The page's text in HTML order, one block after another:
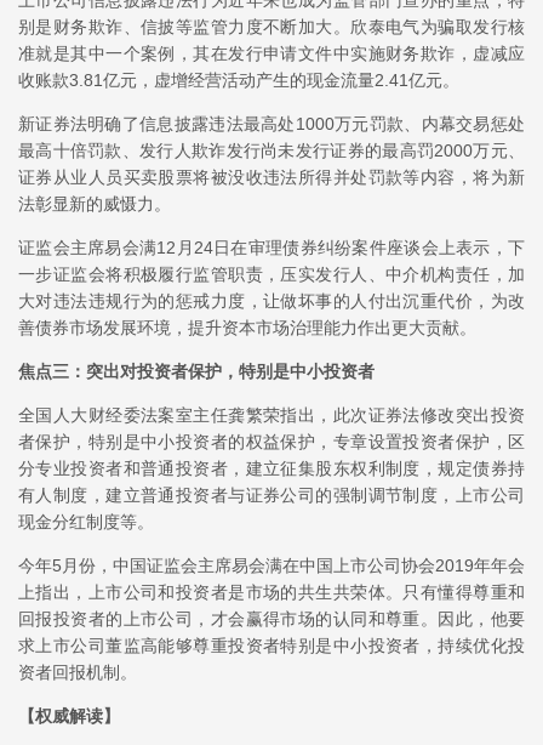
别是财务欺诈、信披等监管力度不断加大。欣泰电气为骗取发行核
准就是其中一个案例，其在发行申请文件中实施财务欺诈，虚减应
收账款3.81亿元，虚增经营活动产生的现金流量2.41亿元。
新证券法明确了信息披露违法最高处1000万元罚款、内幕交易惩处
最高十倍罚款、发行人欺诈发行尚未发行证券的最高罚2000万元、
证券从业人员买卖股票将被没收违法所得并处罚款等内容，将为新
法彰显新的威慑力。
证监会主席易会满12月24日在审理债券纠纷案件座谈会上表示，下
一步证监会将积极履行监管职责，压实发行人、中介机构责任，加
大对违法违规行为的惩戒力度，让做坏事的人付出沉重代价，为改
善债券市场发展环境，提升资本市场治理能力作出更大贡献。
焦点三：突出对投资者保护，特别是中小投资者
全国人大财经委法案室主任龚繁荣指出，此次证券法修改突出投资
者保护，特别是中小投资者的权益保护，专章设置投资者保护，区
分专业投资者和普通投资者，建立征集股东权利制度，规定债券持
有人制度，建立普通投资者与证券公司的强制调节制度，上市公司
现金分红制度等。
今年5月份，中国证监会主席易会满在中国上市公司协会2019年年会
上指出，上市公司和投资者是市场的共生共荣体。只有懂得尊重和
回报投资者的上市公司，才会赢得市场的认同和尊重。因此，他要
求上市公司董监高能够尊重投资者特别是中小投资者，持续优化投
资者回报机制。
【权威解读】